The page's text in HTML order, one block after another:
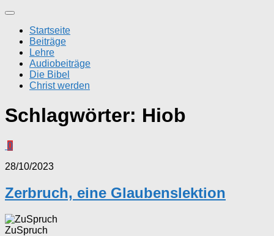
Startseite
Beiträge
Lehre
Audiobeiträge
Die Bibel
Christ werden
Schlagwörter: Hiob
0
28/10/2023
Zerbruch, eine Glaubenslektion
ZuSpruch